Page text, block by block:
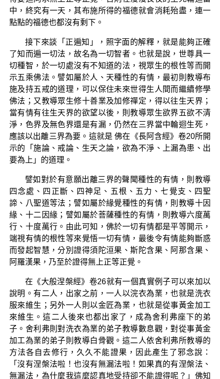
中，終究有一天，其布施所得的福德就會消耗殆盡，連一
點點的福德也都沒有剩下。
接下來談「正遍知」，照字面的解釋，就是能夠正確
了知而遍一切法，故名為一切智者。也就是說，世尊具一
切種智，於一切處沒有不知道的法，視眾生的根性等而開
示五乘佛法。譬如屬於人、天種性的有情，最初則教導布
施及持五戒的道理，可以保住未來世得生人間而繼續修學
佛法；又教導眾生修十善業及加修禪定，得以往生天界；
當有情有往生天界的欲望以後，則教導眾生欲界五欲不清
淨，色界及無色界還是有漏，仍然在三界當中輪迴生死，
應該以出離三界為要。這就是 佛在《長阿含經》卷20所開
示的「施論、戒論、生天之論，欲為不淨、上漏為患、出
要為上」的道理。
譬如對於有意願出離三界的聲聞種性的有情，則教導
四念處、四正斷、四神足、五根、五力、七覺支、四聖
諦、八聖道等法；譬如屬於緣覺種性的有情，則教導十因
緣、十二因緣；譬如屬於菩薩種性的有情，則教導六度萬
行、十度萬行。由此可知，佛於一切有情都是平等開示，
端視有情的根性等來覺悟一切有情，最後令有情能夠斷惑
而發起智慧，分別證得須陀洹果、斯陀含果、阿那含果、
阿羅漢果，乃至於證得無上正等正覺。
在《大般涅槃經》卷26就有一個真實例子可以來加以
說明。有二人，出家之前，一人以浣衣為業，也就是洗衣
服來維生；另外一人則以金匠為業，也就是從事黃金加工
來維生。這二人後來也都出家了，成為舍利弗座下的弟
子。舍利弗則對洗衣為業的弟子教導數息觀，對從事黃金
加工為業的弟子則教導白骨觀。這二人依舍利弗所教導的
方法各自去修行，久久不能證果，因此產生了邪念說：
「沒有涅槃法啦！也沒有無漏法啦！如果真的有涅槃法、
無漏法，為什麼我這麼認真地受持卻不能證得呢？」佛知